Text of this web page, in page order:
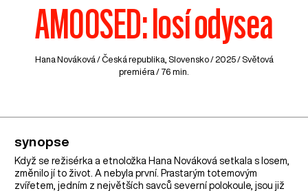
AMOOSED: losí odysea
Hana Nováková /Česká republika Slovensko/ 2025 / Světová
premiéra / 76 min.
synopse
Když se režisérka a etnoložka Hana Nováková setkala s losem,
změnilo jí to život. A nebyla první. Prastarým totemovým
zvířetem, jedním z největších savců severní polokoule, jsou již